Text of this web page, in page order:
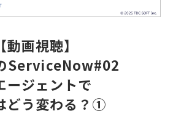
【動画視聴】
ServiceNow#02
ージェントで
どう変わる？①